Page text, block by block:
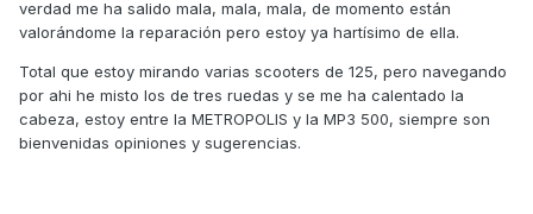
verdad me ha salido mala, mala, mala, de momento están
valorándome la reparación pero estoy ya hartísimo de ella.
Total que estoy mirando varias scooters de 125, pero navegando
por ahi he misto los de tres ruedas y se me ha calentado la
cabeza, estoy entre la METROPOLIS y la MP3 500, siempre son
bienvenidas opiniones y sugerencias.